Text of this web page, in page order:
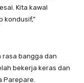
Kita kawal
kondusif,”
rasa bangga dan
bekerja keras dan
Parepare.